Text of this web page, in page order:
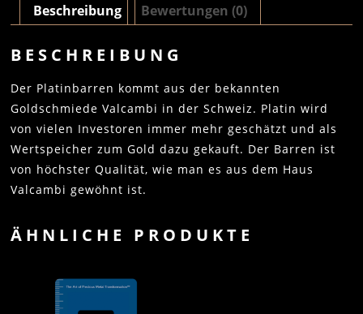
Beschreibung Bewertungen (0)
BESCHREIBUNG
Der Platinbarren kommt aus der bekannten
Goldschmiede Valcambi in der Schweiz. Platin wird
von vielen Investoren immer mehr geschätzt und als
Wertspeicher zum Gold dazu gekauft. Der Barren ist
von höchster Qualität, wie man es aus dem Haus
Valcambi gewöhnt ist.
ÄHNLICHE PRODUKTE